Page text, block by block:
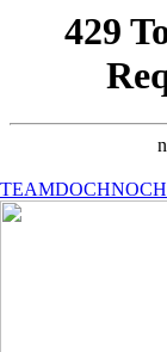
TEAMDOCHNOCH